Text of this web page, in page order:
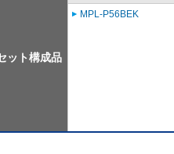
ット構成品
MPL-P56BEK